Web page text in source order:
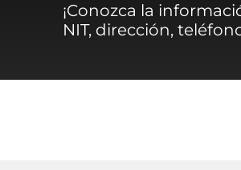
¡Conozca la
NIT, dirección,